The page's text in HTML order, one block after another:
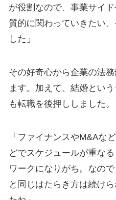
が役割なので、事業サイ
質的に関わっていきたい
した」
その好奇心から企業の法
ます。加えて、結婚とい
も転職を後押ししました。
「ファイナンスやM&Aな
どでスケジュールが重な
ワークになりがち。なの
と同じはたらき方は続け